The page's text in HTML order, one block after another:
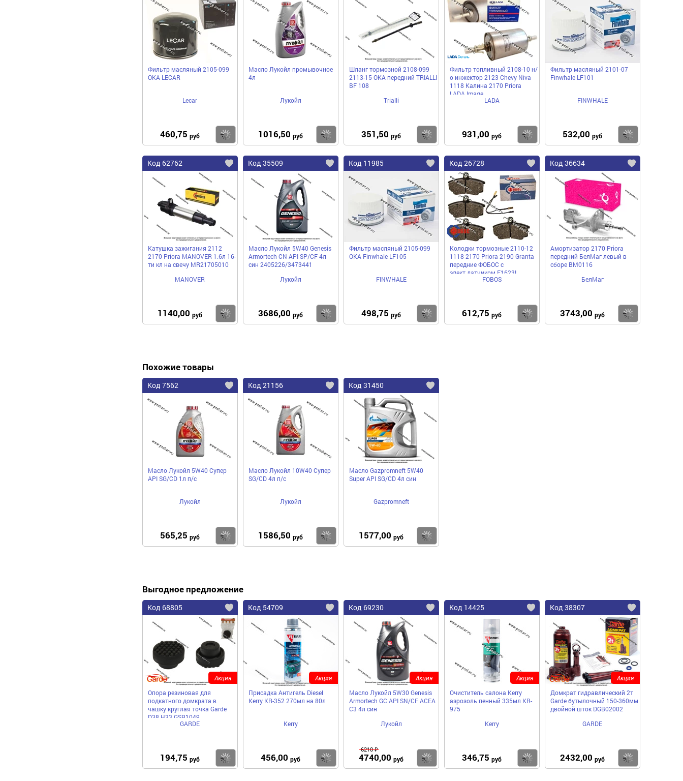
Фильтр масляный 2105-099
ОКА LECAR
Lecar
460,75 руб Купить
Масло Лукойл промывочное
4л
Лукойл
1016,50 руб Купить
Шланг тормозной 2108-099
2113-15 ОКА передний TRIALLI
BF 108
Trialli
351,50 руб Купить
Фильтр топливный 2108-10 н/
о инжектор 2123 Chevy Niva
1118 Калина 2170 Priora
LADA Image
LADA
931,00 руб Купить
Фильтр масляный 2101-07
Finwhale LF101
FINWHALE
532,00 руб
Код 62762
Катушка зажигания 2112
2170 Priora MANOVER 1.6л 16-
ти кл на свечу MR21705010
MANOVER
1140,00 руб Купить
Код 35509
Масло Лукойл 5W40 Genesis
Armortech CN API SP/CF 4л
син 2405226/3473441
Лукойл
3686,00 руб Купить
Код 11985
Фильтр масляный 2105-099
ОКА Finwhale LF105
FINWHALE
498,75 руб Купить
Код 26728
Колодки тормозные 2110-12
1118 2170 Priora 2190 Granta
передние ФОБОС с
элект.датчиком F1623L
FOBOS
612,75 руб Купить
Код 36634
Амортизатор 2170 Priora
передний БелМаг левый в
сборе BM0116
БелМаг
3743,00 руб
Похожие товары
Код 7562
Масло Лукойл 5W40 Супер
API SG/CD 1л п/с
Лукойл
565,25 руб Купить
Код 21156
Масло Лукойл 10W40 Супер
SG/CD 4л п/с
Лукойл
1586,50 руб Купить
Код 31450
Масло Gazpromneft 5W40
Super API SG/CD 4л син
Gazpromneft
1577,00 руб
Выгодное предложение
Код 68805
Опора резиновая для
подкатного домкрата в
чашку круглая точка Garde
D38 H33 GSR1049
GARDE
194,75 руб Купить
Акция
Код 54709
Присадка Антигель Diesel
Kerry KR-352 270мл на 80л
Kerry
456,00 руб Купить
Акция
Код 69230
Масло Лукойл 5W30 Genesis
Armortech GC API SN/CF ACEA
C3 4л син
Лукойл
6210 ₽
4740,00 руб Купить
Акция
Код 14425
Очиститель салона Kerry
аэрозоль пенный 335мл KR-
975
Kerry
346,75 руб Купить
Акция
Код 38307
Домкрат гидравлический 2т
Garde бутылочный 150-360мм
двойной шток DGB02002
GARDE
2432,00 руб
Акция